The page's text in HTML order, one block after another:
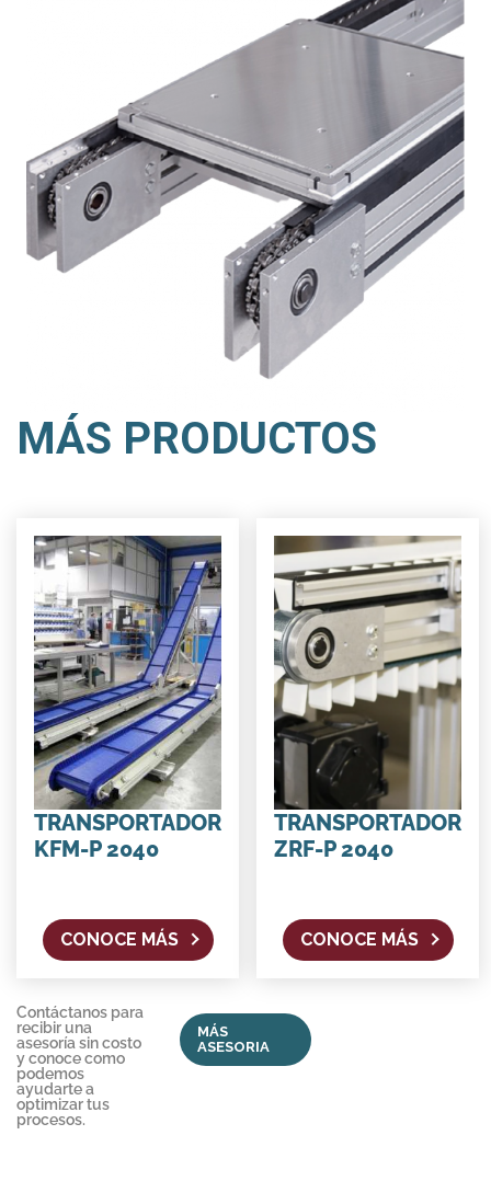
MÁS PRODUCTOS
TRANSPORTADOR
KFM-P 2040
CONOCE MÁS
TRANSPORTADOR
ZRF-P 2040
CONOCE MÁS
Contáctanos para
recibir una
asesoría sin costo
y conoce como
podemos
ayudarte a
optimizar tus
procesos.
MÁS
ASESORIA